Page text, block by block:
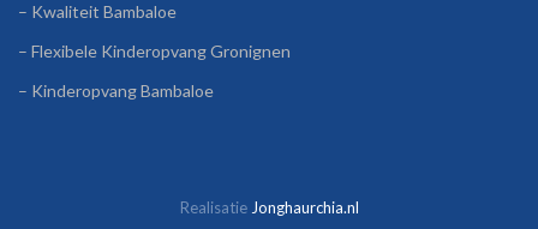
– Kwaliteit Bambaloe
– Flexibele Kinderopvang Gronignen
– Kinderopvang Bambaloe
Realisatie Jonghaurchia.nl